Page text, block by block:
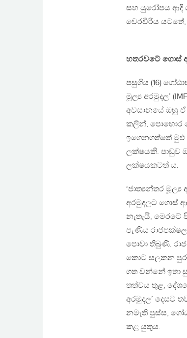
සහ යුරෝපය ආදී
වෙරවීරිය
හතරවටේ ගොස්
පසුගිය (16)
මූල්‍ය අරමුදල’
අවසානයේ ඔහු
කලින්, පොහොර
ඉගෙනගත්තේ මුළු
ලක්ෂයකි. පාඩුව
ලක්ෂයකටත් ය.
‘ජාත්‍යන්තර මූල්‍ය
අරමුදලට ගොස්
නැතැයි, මෙරටේ
පැණිය
පොවා තිබුණි.
කොට සලකන
ගත වන්නේ ඉතා
තත්වය තුළ,
අරමුදල’ දෙසට
නමැති පුස්ස,
කළ යුතුය.